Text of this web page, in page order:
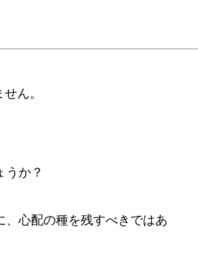
ん。
か？
心配の種を残すべきではあ